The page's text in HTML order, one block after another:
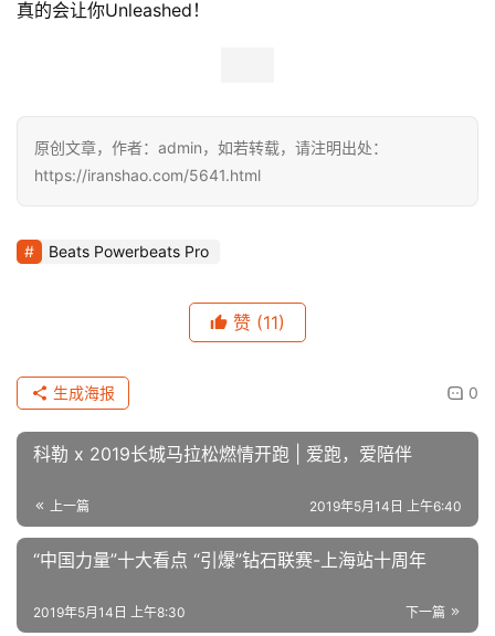
虽然这次体验的时间不长，但对于Beats Powerbeats
Pro，我们有了一个不错的第一印象。正如，Beats的CEO
一名音乐人，作为跑者的他还能够在太平山的坡道飚出4分
签能够完美结合的产物。
现在我觉得我们应该能够回答标题中所说的这个问题了，
Powerbeats Pro肯定不是简单的运动版的AirPods，它能
够让你对于运动耳机有一次全新的认识。
们也将会对于这款产品进行更为深度的评测，来看看它是否
真的会让你Unleashed！